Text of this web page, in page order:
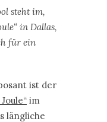
steht im,
in Dallas,
für ein
ist der
im
längliche